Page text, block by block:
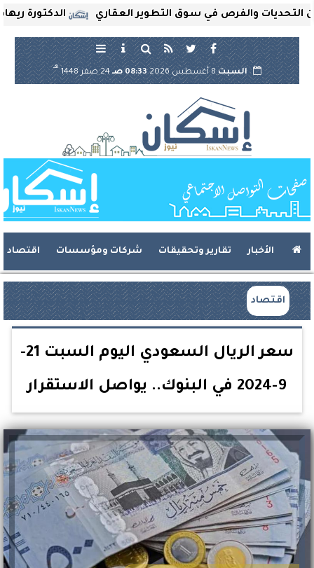
الدكتورة ريهام والفرص في سوق التطوير العقاري
السبت8 أغسطس 2026 08:33 صـ 24 صفر 1448
هـ
الأخبار تقارير وتحقيقات شركات ومؤسسات اقتصاد
اقتصاد
سعر الريال السعودي اليوم السبت 21-
9-2024 في البنوك.. يواصل الاستقرار